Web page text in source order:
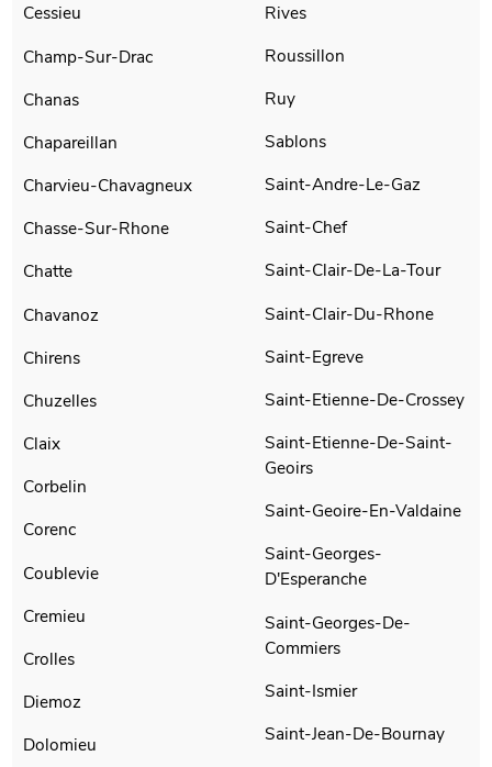
Cessieu
Champ-Sur-Drac
Chanas
Chapareillan
Charvieu-Chavagneux
Chasse-Sur-Rhone
Chatte
Chavanoz
Chirens
Chuzelles
Claix
Corbelin
Corenc
Coublevie
Cremieu
Crolles
Diemoz
Dolomieu
Rives
Roussillon
Ruy
Sablons
Saint-Andre-Le-Gaz
Saint-Chef
Saint-Clair-De-La-Tour
Saint-Clair-Du-Rhone
Saint-Egreve
Saint-Etienne-De-Crossey
Saint-Etienne-De-Saint-
Geoirs
Saint-Geoire-En-Valdaine
Saint-Georges-
D'Esperanche
Saint-Georges-De-
Commiers
Saint-Ismier
Saint-Jean-De-Bournay